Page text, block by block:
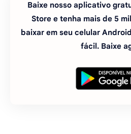
Baixe nosso aplicativo
Store e tenha mais de 5
baixar em seu celular
fácil. Baixe